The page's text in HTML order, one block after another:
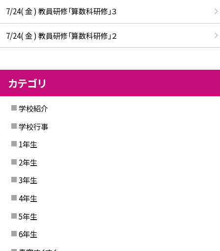
7/24( 金 ) 教員研修「算数科研修」３
7/24( 金 ) 教員研修「算数科研修」２
カテゴリ
学校紹介
学校行事
1年生
2年生
3年生
4年生
5年生
6年生